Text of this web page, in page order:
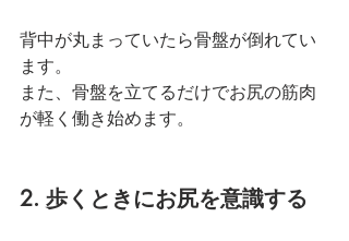
背中が丸まっていたら骨盤が倒れてい
ます。
また、骨盤を立てるだけでお尻の筋肉
が軽く働き始めます。
2. 歩くときにお尻を意識する